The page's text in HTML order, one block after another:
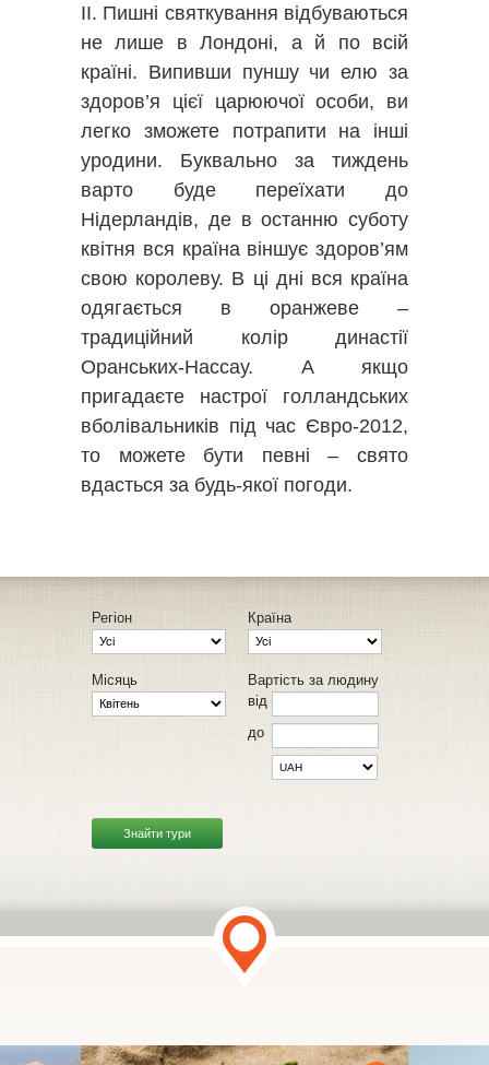
ІІ. Пишні святкування відбуваються
не лише в Лондоні, а й по всій
країні. Випивши пуншу чи елю за
здоров’я цієї царюючої особи, ви
легко зможете потрапити на інші
уродини. Буквально за тиждень
варто буде переїхати до
Нідерландів, де в останню суботу
квітня вся країна віншує здоров’ям
свою королеву. В ці дні вся країна
одягається в оранжеве –
традиційний колір династії
Оранських-Нассау. А якщо
пригадаєте настрої голландських
вболівальників під час Євро-2012,
то можете бути певні – свято
вдасться за будь-якої погоди.
Регіон Країна
Місяць
Вартість за людину
від
до
Знайти тури